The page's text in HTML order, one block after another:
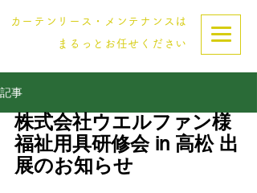
カーテンリース・メンテナンスは
まるっとお任せください
記事
株式会社ウエルファン様
福祉用具研修会 in 高松 出
展のお知らせ